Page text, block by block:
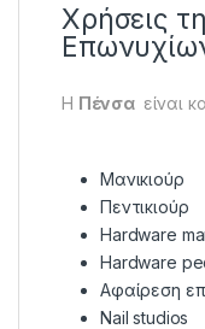
Χρήσεις
Η Πένσα είναι
Μανικιούρ
Πεντικιούρ
Hardware
Hardware
Αφαίρεση
Nail studios